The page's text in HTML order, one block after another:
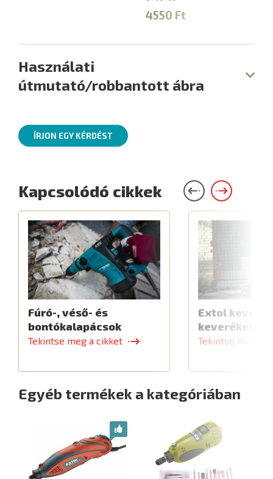
4550 Ft
Használati
útmutató/robbantott ábra
ÍRJON EGY KÉRDÉST
Kapcsolódó cikkek
Fúró-, véső- és
bontókalapácsok
Tekintse meg a cikket
Extol
Tekintse meg a
Egyéb termékek a kategóriában